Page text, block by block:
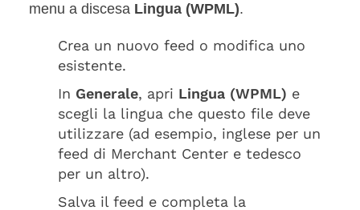
menu a discesa Lingua (WPML).
Crea un nuovo feed o modifica uno
esistente.
In Generale, apri Lingua (WPML) e
scegli la lingua che questo file deve
utilizzare (ad esempio, inglese per un
feed di Merchant Center e tedesco
per un altro).
Salva il feed e completa la